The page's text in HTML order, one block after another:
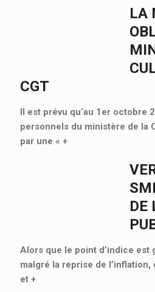
LA
CGT
Il est prévu qu’au 1er octobre
personnels du ministère de la
par une « +
DE
Alors que le point d’indice est
malgré la reprise de
et +